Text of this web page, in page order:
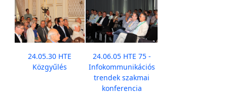
24.05.30 HTE
Közgyűlés
24.06.05 HTE 75 -
Infokommunikációs
trendek szakmai
konferencia